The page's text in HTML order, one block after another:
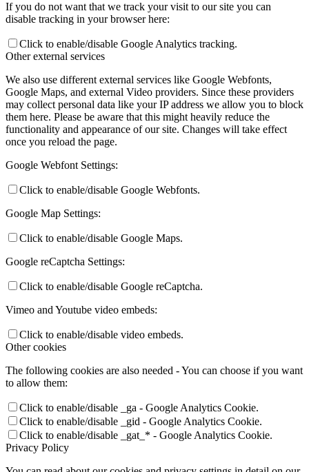
If you do not want that we track your visit to our site you can
disable tracking in your browser here:
Click to enable/disable Google Analytics tracking.
Other external services
We also use different external services like Google Webfonts,
Google Maps, and external Video providers. Since these providers
may collect personal data like your IP address we allow you to block
them here. Please be aware that this might heavily reduce the
functionality and appearance of our site. Changes will take effect
once you reload the page.
Google Webfont Settings:
Click to enable/disable Google Webfonts.
Google Map Settings:
Click to enable/disable Google Maps.
Google reCaptcha Settings:
Click to enable/disable Google reCaptcha.
Vimeo and Youtube video embeds:
Click to enable/disable video embeds.
Other cookies
The following cookies are also needed - You can choose if you want
to allow them:
Click to enable/disable _ga - Google Analytics Cookie.
Click to enable/disable _gid - Google Analytics Cookie.
Click to enable/disable _gat_* - Google Analytics Cookie.
Privacy Policy